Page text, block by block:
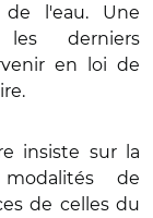
l'eau. Une
les derniers
en loi de
insiste sur la
de
de celles du